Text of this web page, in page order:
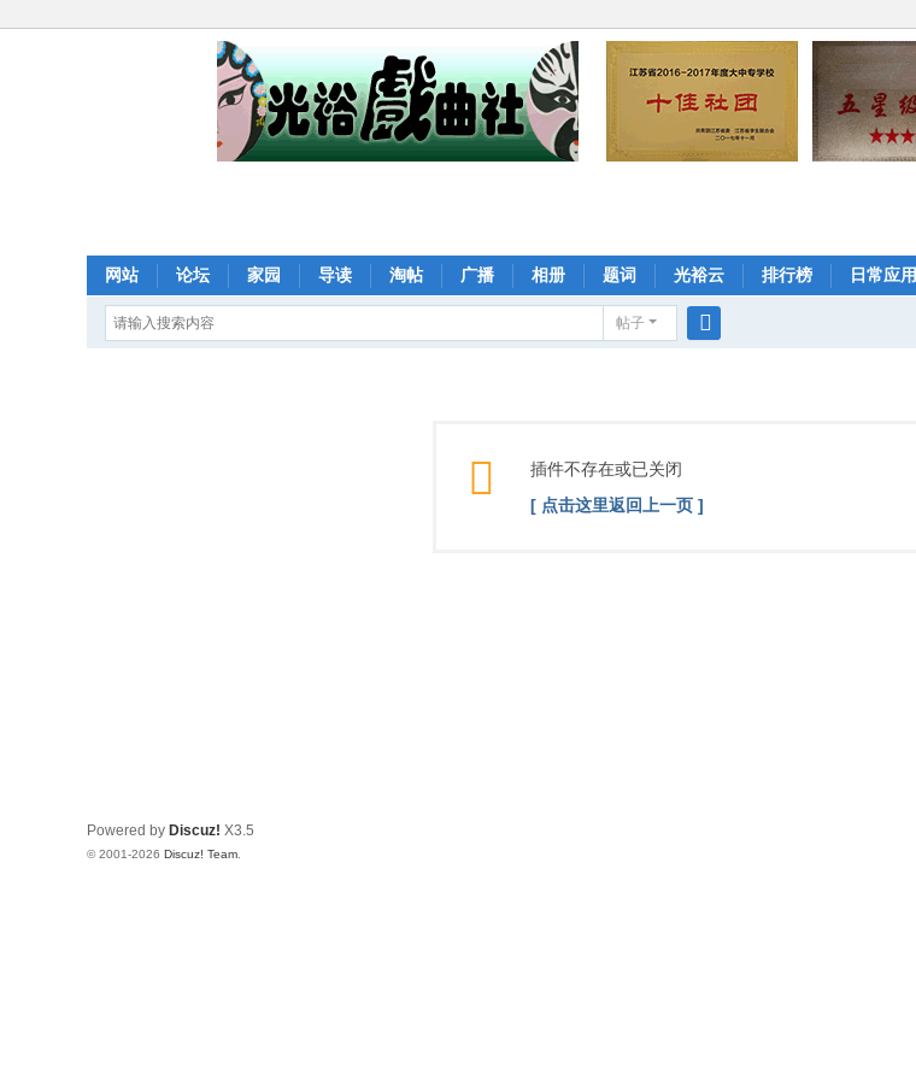
网站 论坛 家园 导读 淘帖 广播 相册 题词 光裕云 排行榜 日常应用
帖子
插件不存在或已关闭
[ 点击这里返回上一页 ]
Powered by Discuz! X3.5
© 2001-2026 Discuz! Team